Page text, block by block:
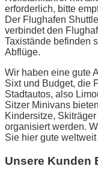
erforderlich, bitte
Der Flughafen
verbindet den
Taxistände befinden
Abflüge.
Wir haben eine gute
Sixt und Budget, die
Stadtautos, also
Sitzer Minivans
Kindersitze,
organisiert werden.
Sie hier gute
Unsere Kunden